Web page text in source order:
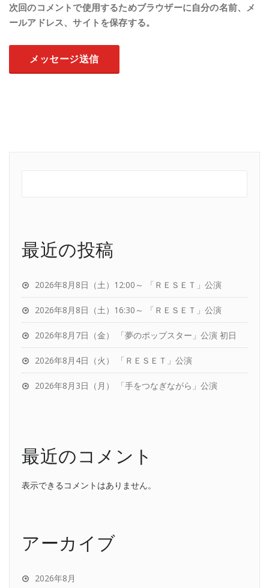
次回のコメントで使用するためブラウザーに自分の名前、メ
ールアドレス、サイトを保存する。
最近の投稿
2026年8月8日（土）12:00～ 「ＲＥＳＥＴ」公演
2026年8月8日（土）16:30～ 「ＲＥＳＥＴ」公演
2026年8月7日（金） 「夢のポップスター」公演 初日
2026年8月4日（火） 「ＲＥＳＥＴ」公演
2026年8月3日（月） 「手をつなぎながら」公演
最近のコメント
表示できるコメントはありません。
アーカイブ
2026年8月